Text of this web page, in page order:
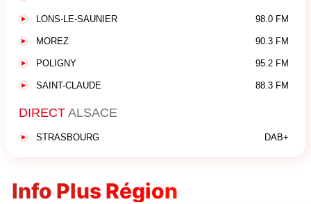
LONS-LE-SAUNIER 98.0 FM
MOREZ 90.3 FM
POLIGNY 95.2 FM
SAINT-CLAUDE 88.3 FM
DIRECT ALSACE
STRASBOURG DAB+
Info Plus Région